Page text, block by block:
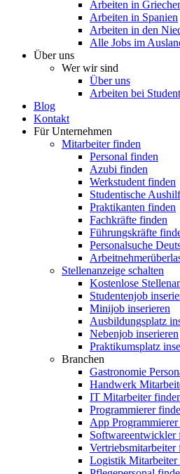
Arbeiten in
Arbeiten in Spanien
Arbeiten in den
Alle Jobs im
Über uns
Wer wir sind
Über uns
Arbeiten bei
Blog
Kontakt
Für Unternehmen
Mitarbeiter finden
Personal finden
Azubi finden
Werkstudent finden
Studentische
Praktikanten finden
Fachkräfte finden
Führungskräfte
Personalsuche
Stellenanzeige schalten
Kostenlose
Studentenjob
Minijob inserieren
Ausbildungsplatz
Nebenjob inserieren
Praktikumsplatz
Branchen
Gastronomie
Handwerk
IT Mitarbeiter
Programmierer
App
Softwareentwickler
Vertriebsmitarbeiter
Logistik Mitarbeiter